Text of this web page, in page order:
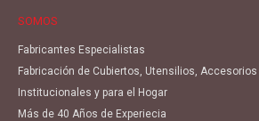
SOMOS
Fabricantes Especialistas
Fabricación de Cubiertos, Utensilios, Accesorios
Institucionales y para el Hogar
Más de 40 Años de Experiecia